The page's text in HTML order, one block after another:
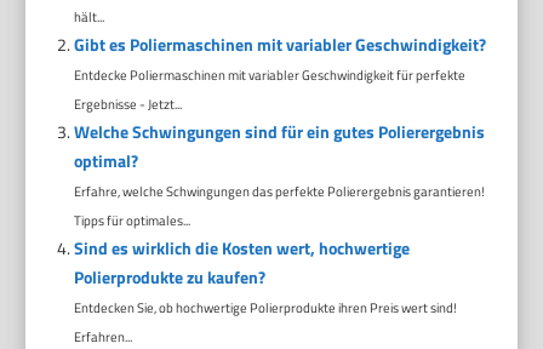
hält...
Gibt es Poliermaschinen mit variabler Geschwindigkeit?
Entdecke Poliermaschinen mit variabler Geschwindigkeit für perfekte
Ergebnisse - Jetzt...
Welche Schwingungen sind für ein gutes Polierergebnis
optimal?
Erfahre, welche Schwingungen das perfekte Polierergebnis garantieren!
Tipps für optimales...
Sind es wirklich die Kosten wert, hochwertige
Polierprodukte zu kaufen?
Entdecken Sie, ob hochwertige Polierprodukte ihren Preis wert sind!
Erfahren...